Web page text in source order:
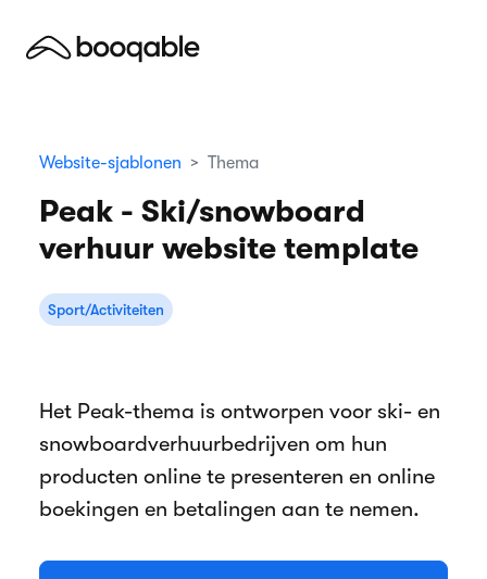
Website-sjablonen Thema
Peak - Ski/snowboard
verhuur website template
Sport/Activiteiten
Het Peak-thema is ontworpen voor ski- en
snowboardverhuurbedrijven om hun
producten online te presenteren en online
boekingen en betalingen aan te nemen.